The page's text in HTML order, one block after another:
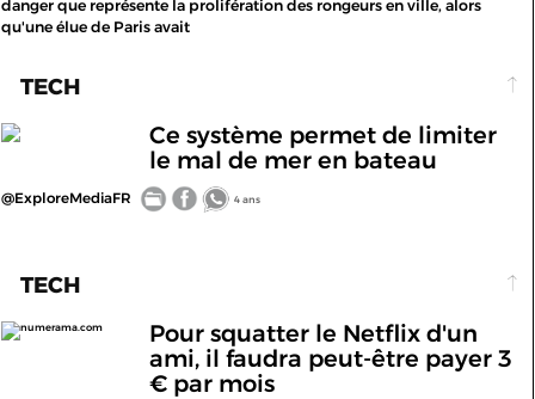
danger que représente la prolifération des rongeurs en ville, alors
qu'une élue de Paris avait
TECH
Ce système permet de limiter
le mal de mer en bateau
@ExploreMediaFR 4 ans
TECH
numerama.com
Pour squatter le Netflix d'un
ami, il faudra peut-être payer 3
€ par mois